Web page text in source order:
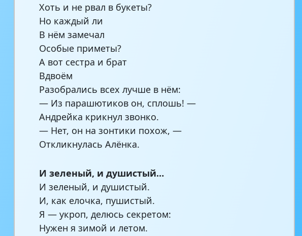
Хоть и не рвал в букеты?
Но каждый ли
В нём замечал
Особые приметы?
А вот сестра и брат
Вдвоём
Разобрались всех лучше в нём:
— Из парашютиков он, сплошь! —
Андрейка крикнул звонко.
— Нет, он на зонтики похож, —
Откликнулась Алёнка.
И зеленый, и душистый…
И зеленый, и душистый.
И, как елочка, пушистый.
Я — укроп, делюсь секретом:
Нужен я зимой и летом.